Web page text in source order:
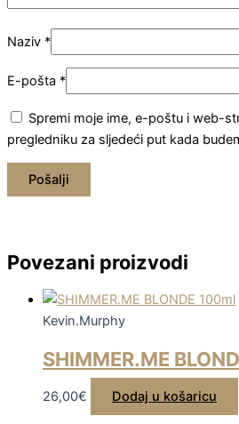
Naziv *
E-pošta *
Spremi moje ime, e-poštu i web-
pregledniku za sljedeći put kada
Povezani proizvodi
Kevin.Murphy
SHIMMER.ME
26,00€ Dodaj u košaricu